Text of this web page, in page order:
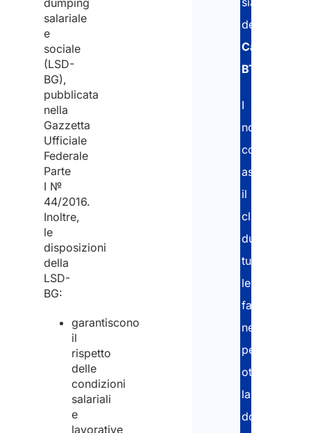
dumping
salariale
e
sociale
(LSD-
BG),
pubblicata
nella
Gazzetta
Ufficiale
Federale
Parte
I №
44/2016.
Inoltre,
le
disposizioni
della
LSD-
BG:
garantiscono
il
rispetto
delle
condizioni
salariali
e
lavorative
della
Carta
BTP
I
nostri
consulenti
assistono
il
cliente
durante
tutte
le
fasi
necessarie
per
ottenere
la